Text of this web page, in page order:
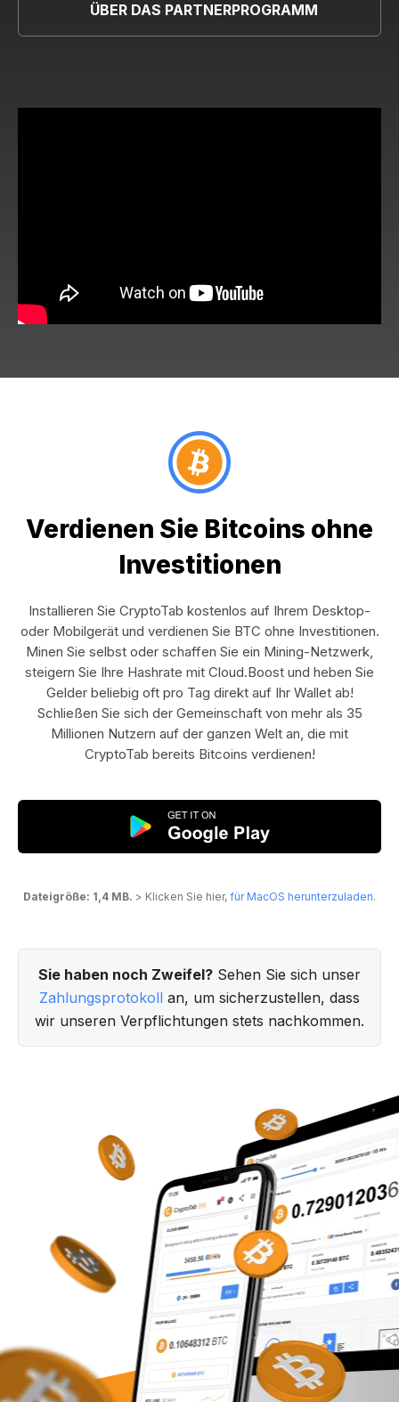
ÜBER DAS PARTNERPROGRAMM
Verdienen Sie Bitcoins ohne
Investitionen
Installieren Sie CryptoTab kostenlos auf Ihrem Desktop-
oder Mobilgerät und verdienen Sie BTC ohne Investitionen.
Minen Sie selbst oder schaffen Sie ein Mining-Netzwerk,
steigern Sie Ihre Hashrate mit Cloud.Boost und heben Sie
Gelder beliebig oft pro Tag direkt auf Ihr Wallet ab!
Schließen Sie sich der Gemeinschaft von mehr als 35
Millionen Nutzern auf der ganzen Welt an, die mit
CryptoTab bereits Bitcoins verdienen!
Dateigröße: 1,4 MB. > Klicken Sie hier, für MacOS herunterzuladen.
Sie haben noch Zweifel? Sehen Sie sich unser
Zahlungsprotokoll an, um sicherzustellen, dass
wir unseren Verpflichtungen stets nachkommen.